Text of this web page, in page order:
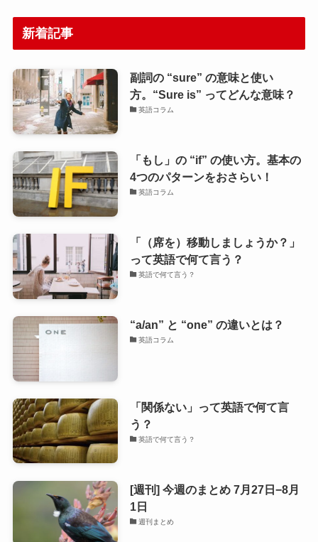
新着記事
副詞の “sure” の意味と使い
方。“Sure is” ってどんな意味？
英語コラム
「もし」の “if” の使い方。基本の
4つのパターンをおさらい！
英語コラム
「（席を）移動しましょうか？」
って英語で何て言う？
英語で何て言う？
“a/an” と “one” の違いとは？
英語コラム
「関係ない」って英語で何て言
う？
英語で何て言う？
[週刊] 今週のまとめ 7月27日−8月
1日
週刊まとめ